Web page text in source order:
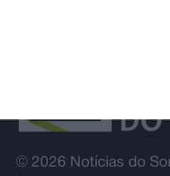
© 2026 Notícias do